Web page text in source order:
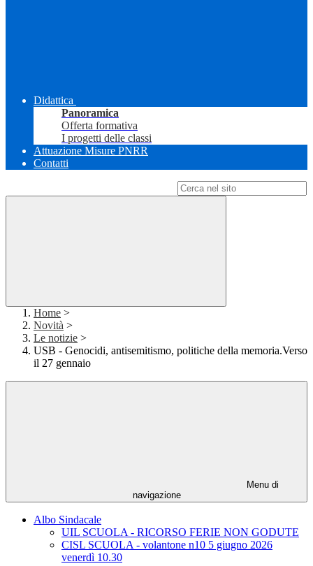
Didattica
Panoramica
Offerta formativa
I progetti delle classi
Attuazione Misure PNRR
Contatti
Home >
Novità >
Le notizie >
USB - Genocidi, antisemitismo, politiche della memoria.Verso
il 27 gennaio
Menu di
navigazione
Albo Sindacale
UIL SCUOLA - RICORSO FERIE NON GODUTE
CISL SCUOLA - volantone n10 5 giugno 2026
venerdì 10.30